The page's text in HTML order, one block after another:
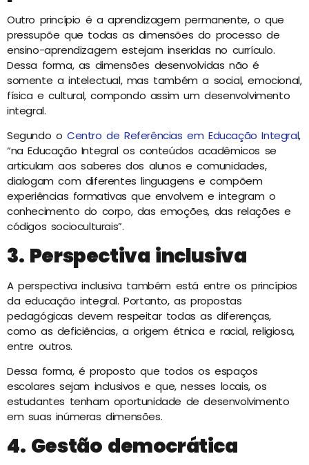
Outro princípio é a aprendizagem permanente, o que
pressupõe que todas as dimensões do processo de
ensino-aprendizagem estejam inseridas no currículo.
Dessa forma, as dimensões desenvolvidas não é
somente a intelectual, mas também a social, emocional,
física e cultural, compondo assim um desenvolvimento
integral.
Segundo o Centro de Referências em Educação Integral,
“na Educação Integral os conteúdos acadêmicos se
articulam aos saberes dos alunos e comunidades,
dialogam com diferentes linguagens e compõem
experiências formativas que envolvem e integram o
conhecimento do corpo, das emoções, das relações e
códigos socioculturais”.
3. Perspectiva inclusiva
A perspectiva inclusiva também está entre os princípios
da educação integral. Portanto, as propostas
pedagógicas devem respeitar todas as diferenças,
como as deficiências, a origem étnica e racial, religiosa,
entre outros.
Dessa forma, é proposto que todos os espaços
escolares sejam inclusivos e que, nesses locais, os
estudantes tenham oportunidade de desenvolvimento
em suas inúmeras dimensões.
4. Gestão democrática